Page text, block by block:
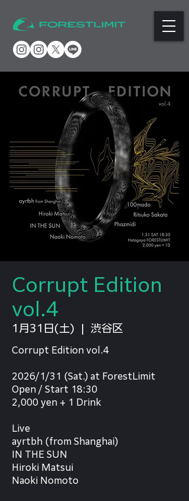
Corrupt Edition
vol.4
1月31日(土) 渋谷区
Corrupt Edition vol.4
2026/1/31 (Sat.) at ForestLimit
Open / Start 18:30
2,000 yen + 1 Drink
Live
ayrtbh (from Shanghai)
IN THE SUN
Hiroki Matsui
Naoki Nomoto